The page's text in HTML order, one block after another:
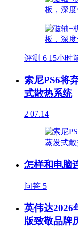
评测 6 15小时
索尼PS6将
式散热系统
2 07.14
怎样和电脑
问答 5
英伟达2026
版致敬品牌